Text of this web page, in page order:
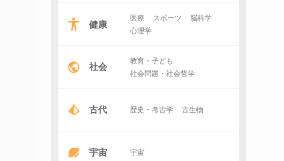
健康 医療 スポーツ
脳科学
心理学
社会
教育・子ども
社会問題・社会哲学
古代 歴史・考古学 古生物
宇宙 宇宙